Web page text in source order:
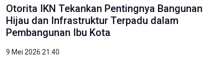
Otorita IKN Tekankan Pentingnya Bangunan
Hijau dan Infrastruktur Terpadu dalam
Pembangunan Ibu Kota
9 Mei 2026 21:40